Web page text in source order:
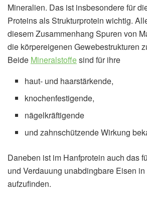
Mineralien. Das ist insbesondere für
Proteins als Strukturprotein wichtig.
diesem Zusammenhang Spuren von
die körpereigenen Gewebestrukturen
Beide Mineralstoffesind für ihre
haut- und haarstärkende,
knochenfestigende,
nägelkräftigende
und zahnschützende Wirkung
Daneben ist im Hanfprotein auch das
und Verdauung unabdingbare Eisen
aufzufinden.